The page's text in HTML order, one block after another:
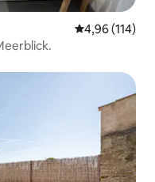
4,96 (114)